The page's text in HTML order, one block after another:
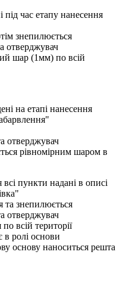
час етапу нанесення
знепилюється
отверджувач
шар (1мм) по всій
на етапі нанесення
отверджувач
рівномірним шаром в
пункти надані в описі
та знепилюється
отверджувач
всій території
в ролі основи
основу наноситься решта